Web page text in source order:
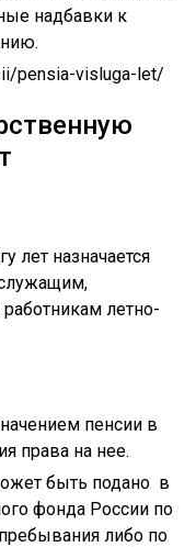
надбавки к
pensia-visluga-let/
лет назначается
летно-
пенсии в
права на нее.
быть подано в
фонда России по
либо по